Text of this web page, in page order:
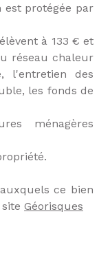
protégée par
à 133 € et
réseau chaleur
l'entretien des
les fonds de
ménagères
ce bien
Géorisques